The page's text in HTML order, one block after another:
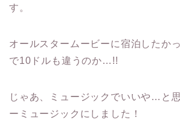
す。
オールスタームービーに宿泊したか
で10ドルも違うのか…!!
じゃあ、ミュージックでいいや…と
ーミュージックにしました！